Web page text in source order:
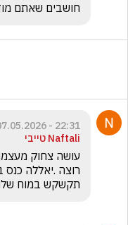
חושבים שאתם
22:31 - 07.05.2026
Naftali טייבי
תקשקש במוח